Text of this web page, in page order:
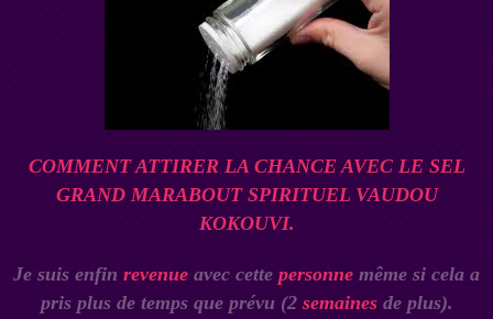
COMMENT ATTIRER LA CHANCE AVEC LE SEL
GRAND MARABOUT SPIRITUEL VAUDOU
KOKOUVI.
Je suis enfin revenue avec cette personne même si cela a
pris plus de temps que prévu (2 semaines de plus).